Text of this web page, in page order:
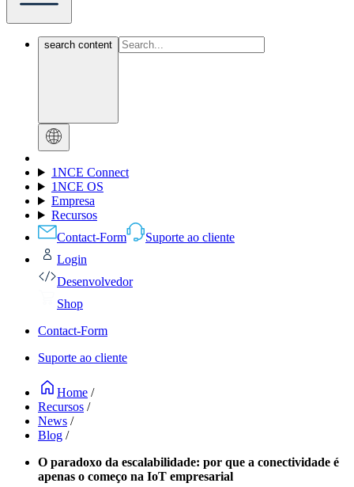
search content
1NCE Connect
1NCE OS
Empresa
Recursos
Contact-Form
Suporte ao cliente
Login
Desenvolvedor
Shop
Contact-Form
Suporte ao cliente
Home /
Recursos /
News /
Blog /
O paradoxo da escalabilidade: por que a conectividade é
apenas o começo na IoT empresarial